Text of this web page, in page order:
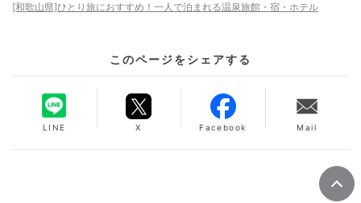
[和歌山県]ひとり旅におすすめ！一人で泊まれる温泉旅館・宿・ホテル
このページをシェアする
LINE X Facebook Mail